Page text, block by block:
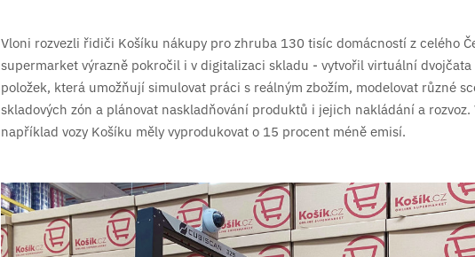
Vloni rozvezli řidiči Košíku nákupy pro zhruba 130 tisíc domácností z celého
supermarket výrazně pokročil i v digitalizaci skladu - vytvořil virtuální
položek, která umožňují simulovat práci s reálným zbožím, modelovat různé
skladových zón a plánovat naskladňování produktů i jejich nakládání a rozvoz.
například vozy Košíku měly vyprodukovat o 15 procent méně emisí.